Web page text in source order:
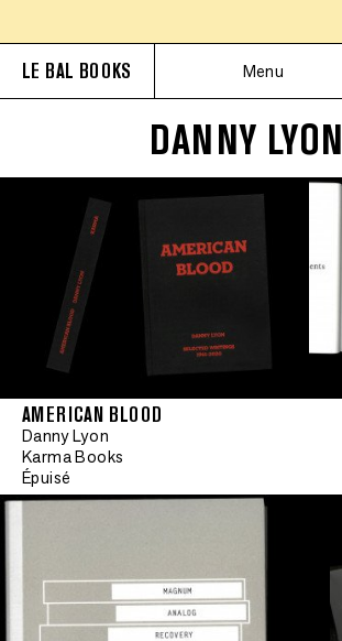
LE BAL BOOKS Menu
DANNY LYON
AMERICAN BLOOD
Danny Lyon
Karma Books
Épuisé